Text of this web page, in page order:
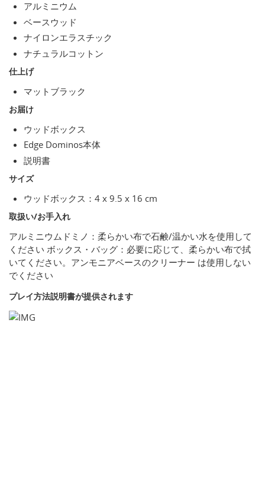
アルミニウム
ベースウッド
ナイロンエラスチック
ナチュラルコットン
仕上げ
マットブラック
お届け
ウッドボックス
Edge Dominos本体
説明書
サイズ
ウッドボックス：4 x 9.5 x 16 cm
取扱い/お手入れ
アルミニウムドミノ：柔らかい布で石鹸/温かい水を使用して
ください ボックス・バッグ：必要に応じて、柔らかい布で拭
いてください。アンモニアベースのクリーナー は使用しない
でください
プレイ方法説明書が提供されます